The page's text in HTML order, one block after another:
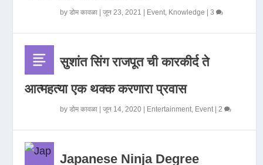
byडोम कावळा |जून 23, 2021 Event, Knowledge |3
सुशांत सिंग राजपूत ची कारकीर्द ते
आत्महत्या एक थक्क करणारा प्रवास
byडोम कावळा |जून 14, 2020 Entertainment, Event|2
Japanese Ninja Degree